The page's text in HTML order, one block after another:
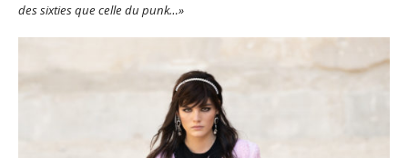
des sixties que celle du punk…»